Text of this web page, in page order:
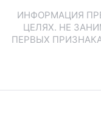
ИНФОРМАЦИЯ
ЦЕЛЯХ. НЕ
ПЕРВЫХ